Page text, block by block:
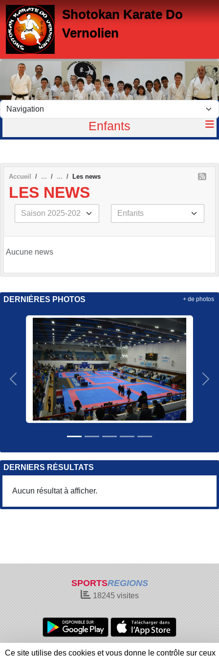
Shotokan Karate Do
Vernolien
Enfants
Accueil Les news
LES NEWS
Aucune news
DERNIÈRES PHOTOS
Précedent
+ de photos
DERNIERS RÉSULTATS
Aucun résultat à afficher.
SPORTSREGIONS
18245visites
Charte cookies
Gestion des cookies
Panneau de gestion des cookies
Ce site utilise des cookies et vous donne le contrôle sur ceux